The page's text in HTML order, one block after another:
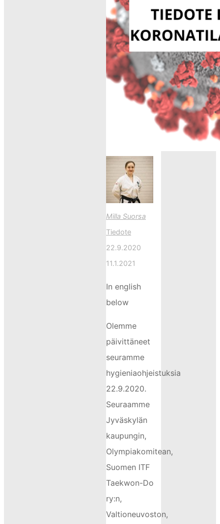
the gym –
5.10.2020
Milla Suorsa
Tiedote
22.9.2020
11.1.2021
In english
below
Olemme
päivittäneet
seuramme
hygieniaohjeistuksia
22.9.2020.
Seuraamme
Jyväskylän
kaupungin,
Olympiakomitean,
Suomen ITF
Taekwon-Do
ry:n,
Valtioneuvoston,